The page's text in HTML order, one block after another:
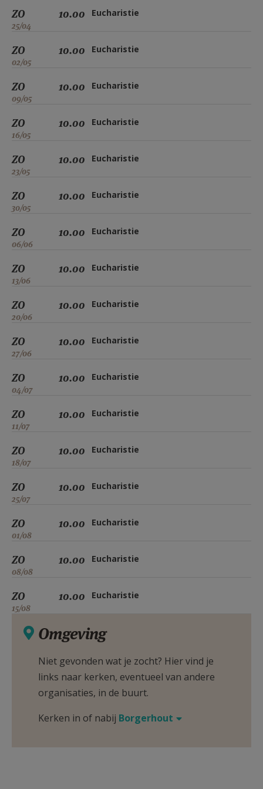
ZO
25/04
10.00 Eucharistie
ZO
02/05
10.00 Eucharistie
ZO
09/05
10.00 Eucharistie
ZO
16/05
10.00 Eucharistie
ZO
23/05
10.00 Eucharistie
ZO
30/05
10.00 Eucharistie
ZO
06/06
10.00 Eucharistie
ZO
13/06
10.00 Eucharistie
ZO
20/06
10.00 Eucharistie
ZO
27/06
10.00 Eucharistie
ZO
04/07
10.00 Eucharistie
ZO
11/07
10.00 Eucharistie
ZO
18/07
10.00 Eucharistie
ZO
25/07
10.00 Eucharistie
ZO
01/08
10.00 Eucharistie
ZO
08/08
10.00 Eucharistie
ZO
15/08
10.00 Eucharistie
Omgeving
Niet gevonden wat je zocht? Hier vind je
links naar kerken, eventueel van andere
organisaties, in de buurt.
Kerken in of nabij Borgerhout